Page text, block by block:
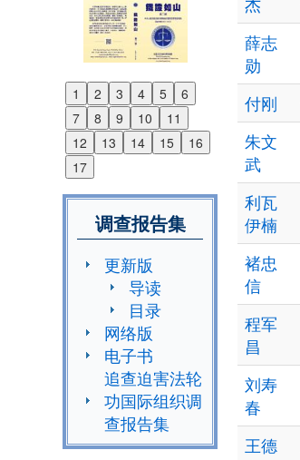
1 2 3 4 5
6
7
8 9 10
11
12
13 14 15
16
17
Previous
Next
调查报告集
更新版
导读
目录
网络版
电子书
追查迫害法轮
功国际组织调
查报告集
薛志
勋
付刚
朱文
武
利瓦
伊楠
褚忠
信
程军
昌
刘寿
春
王德